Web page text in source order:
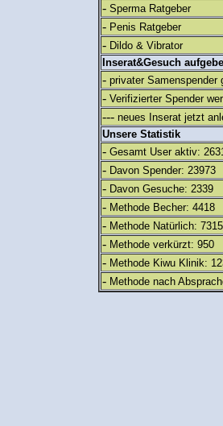
- Sperma Ratgeber
- Penis Ratgeber
- Dildo & Vibrator
Inserat&Gesuch
- privater Samenspender
- Verifizierter Spender
--- neues Inserat jetzt
Unsere Statistik
- Gesamt User aktiv:
- Davon Spender: 23973
- Davon Gesuche: 2339
- Methode Becher: 4418
- Methode Natürlich: 7315
- Methode verkürzt: 950
- Methode Kiwu Klinik:
- Methode nach